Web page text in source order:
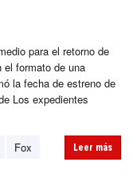
para el retorno de
formato de una
la fecha de estreno de
Los expedientes
Fox Leer más